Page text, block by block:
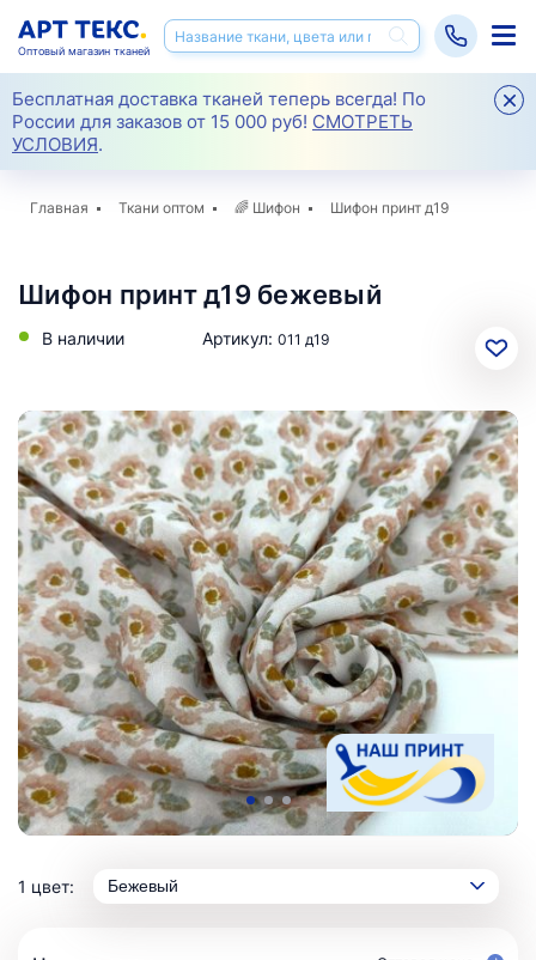
Бесплатная доставка тканей теперь всегда! По
России для заказов от 15 000 руб! СМОТРЕТЬ
УСЛОВИЯ.
Оптовый магазин тканей
Главная Ткани оптом 🌈 Шифон Шифон принт д19
Шифон принт д19 бежевый
В наличии Артикул: 011 д19
1 цвет: Бежевый